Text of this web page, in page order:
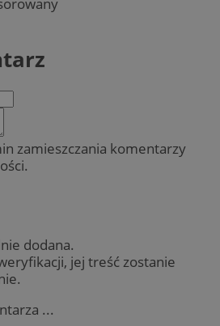
zamieszczania komentarzy
dodana.
jej treść zostanie
...